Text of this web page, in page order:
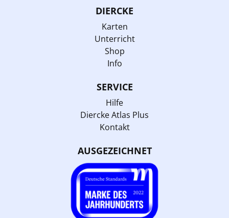
DIERCKE
Karten
Unterricht
Shop
Info
SERVICE
Hilfe
Diercke Atlas Plus
Kontakt
AUSGEZEICHNET